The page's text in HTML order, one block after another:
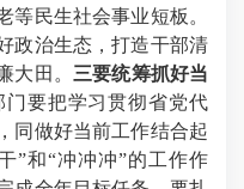
等民生社会事业短板。
政治生态，打造干部清
大田。 三要统筹抓好当
门要把学习贯彻省党代
同做好当前工作结合起
”和“冲冲冲”的工作作